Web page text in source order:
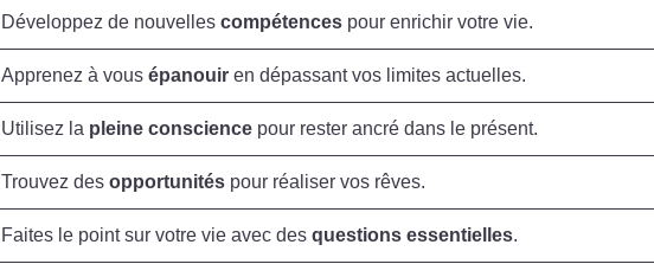
Développez de nouvellescompétences pour enrichir votre vie.
Apprenez à vousépanouir en dépassant vos limites actuelles.
Utilisez la pleine conscience pour rester ancré dans le présent.
Trouvez desopportunités pour réaliser vos rêves.
Faites le point sur votre vie avec desquestions essentielles.